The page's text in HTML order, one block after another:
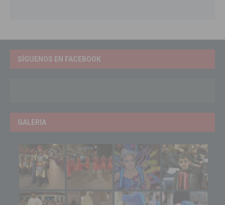
SÍGUENOS EN FACEBOOK
GALERIA